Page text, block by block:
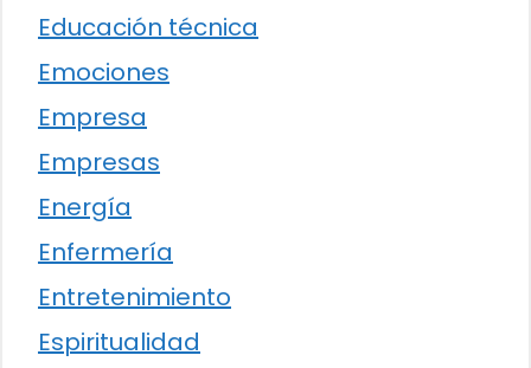
Educación técnica
Emociones
Empresa
Empresas
Energía
Enfermería
Entretenimiento
Espiritualidad